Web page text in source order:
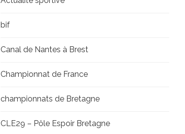
bif
Canal de Nantes à Brest
Championnat de France
championnats de Bretagne
CLE29 – Pôle Espoir Bretagne